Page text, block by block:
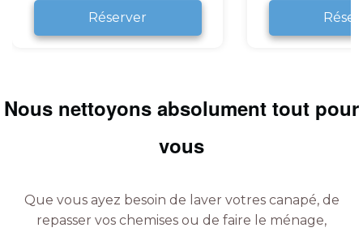
Réserver
Nous nettoyons absolument tout pour
vous
Que vous ayez besoin de laver votres canapé, de
repasser vos chemises ou de faire le ménage,